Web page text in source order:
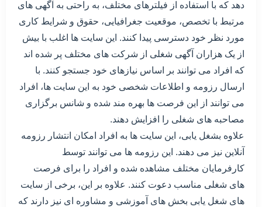
دهد که با استفاده از فیلترهای مختلف، به راحتی به آگهی های
مرتبط با تخصص، موقعیت جغرافیایی، حقوق و شرایط کاری
مورد نظر خود دسترسی پیدا کنند. این سایت ها اغلب با بیش
از یک هزاران آگهی شغلی از شرکت های مختلف پر شده اند
که افراد می توانند بر اساس نیازهای خود جستجو کنند. با
ارسال رزومه و اطلاعات شخصی خود به این سایت ها، افراد
می توانند از این فرصت ها بهره مند شده و شانس برگزاری
مصاحبه های شغلی را افزایش دهند.
علاوه بشغل یابی، این سایت ها به افراد امکان انتشار رزومه
آنلاین نیز می دهند. این رزومه ها می توانند توسط
کارفرمایان مختلف مشاهده شده و افراد را برای فرصت
های شغلی مناسب دعوت کنند. علاوه بر این، برخی از سایت
های شغل یابی بخش های آموزشی و مشاوره ای نیز دارند که